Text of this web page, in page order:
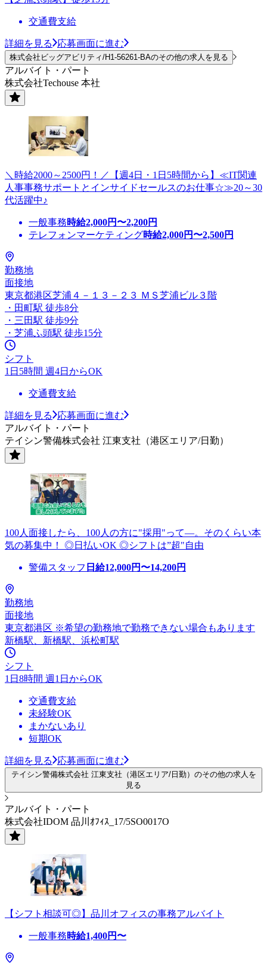
交通費支給
詳細を見る 応募画面に進む
株式会社ビッグアビリティ/H1-56261-BAのその他の求人を見る
アルバイト・パート
株式会社Techouse 本社
＼時給2000～2500円！／【週4日・1日5時間から】≪IT関連
人事事務サポートとインサイドセールスのお仕事☆≫20～30
代活躍中♪
一般事務時給2,000円〜2,200円
テレフォンマーケティング時給2,000円〜2,500円
勤務地
面接地
東京都港区芝浦４－１３－２３ ＭＳ芝浦ビル３階
・田町駅 徒歩8分
・三田駅 徒歩9分
・芝浦ふ頭駅 徒歩15分
シフト
1日5時間 週4日からOK
交通費支給
詳細を見る
応募画面に進む
アルバイト・パート
テイシン警備株式会社 江東支社（港区エリア/日勤）
100人面接したら、100人の方に"採用"って―。そのくらい本
気の募集中！ ◎日払いOK ◎シフトは”超"自由
警備スタッフ 日給12,000円〜14,200円
勤務地
面接地
東京都港区 ※希望の勤務地で勤務できない場合もあります
新橋駅、新橋駅、浜松町駅
シフト
1日8時間 週1日からOK
交通費支給
未経験OK
まかないあり
短期OK
詳細を見る 応募画面に進む
テイシン警備株式会社 江東支社（港区エリア/日勤）のその他の求人を
見る
アルバイト・パート
株式会社IDOM 品川ｵﾌｨｽ_17/5SO0017O
【シフト相談可◎】品川オフィスの事務アルバイト
一般事務時給1,400円〜